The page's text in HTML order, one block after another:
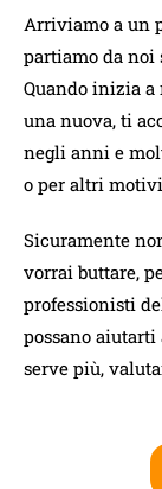
Arriviamo a un
partiamo da noi
Quando inizia a
una nuova, ti
negli anni e
o per altri
Sicuramente
vorrai buttare,
professionisti
possano
serve più,